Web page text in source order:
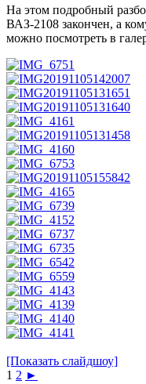
На этом подробный
ВАЗ-2108 закончен, а
можно посмотреть в
[Показать слайдшоу]
1 2 ►